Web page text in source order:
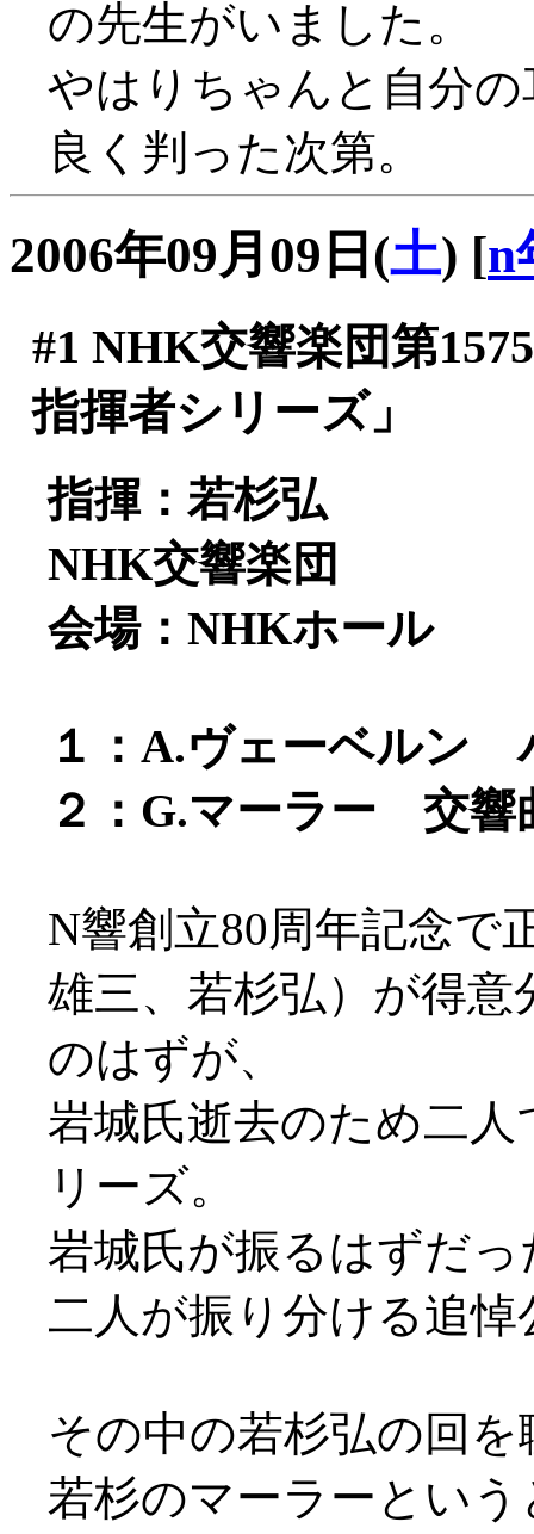
の先生がいました。
やはりちゃんと自分
良く判った次第。
2006年09月09日(土) [n
#1 NHK交響楽団第
指揮者シリーズ」
指揮：若杉弘
NHK交響楽団
会場：NHKホール
１：A.ヴェーベルン
２：G.マーラー 交響
N響創立80周年記念で
雄三、若杉弘）が得
のはずが、
岩城氏逝去のため二
リーズ。
岩城氏が振るはずだ
二人が振り分ける追
その中の若杉弘の回
若杉のマーラーという